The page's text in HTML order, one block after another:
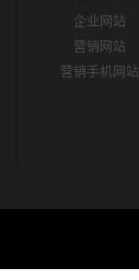
企业网站
营销网站
营销手机网站